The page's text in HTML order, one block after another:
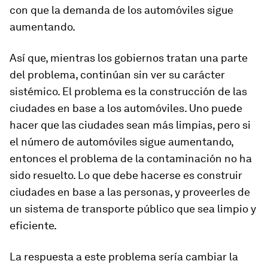
con que la demanda de los automóviles sigue
aumentando.
Así que, mientras los gobiernos tratan una parte
del problema, continúan sin ver su carácter
sistémico. El problema es la construcción de las
ciudades en base a los automóviles. Uno puede
hacer que las ciudades sean más limpias, pero si
el número de automóviles sigue aumentando,
entonces el problema de la contaminación no ha
sido resuelto. Lo que debe hacerse es construir
ciudades en base a las personas, y proveerles de
un sistema de transporte público que sea limpio y
eficiente.
La respuesta a este problema sería cambiar la